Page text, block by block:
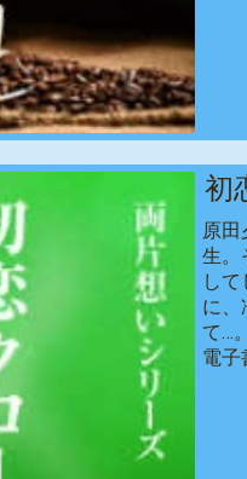
初
原田
生。
し
に、
て…。
電